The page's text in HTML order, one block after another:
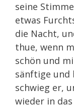
seine
etwas
die Nacht,
thue, wenn
schön und
sänftige und
schwieg er,
wieder in